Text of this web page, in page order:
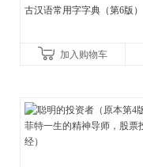
古汉语常用字字典（第6版）
加入购物车